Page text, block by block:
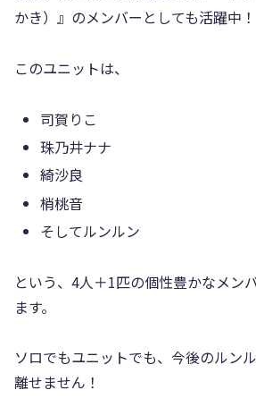
かき）』のメンバーとしても活躍中！
このユニットは、
司賀りこ
珠乃井ナナ
綺沙良
梢桃音
そしてルンルン
という、4人＋1匹の個性豊かなメン
ます。
ソロでもユニットでも、今後のルン
離せません！